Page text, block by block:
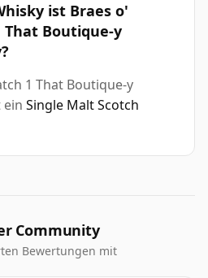
ist Braes o'
That Boutique-y
1 That Boutique-y
ein Single Malt Scotch
Community
Bewertungen mit